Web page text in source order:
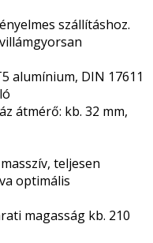
szállításhoz.
alumínium, DIN 17611
átmérő: kb. 32 mm,
teljesen
optimális
magasság kb. 210